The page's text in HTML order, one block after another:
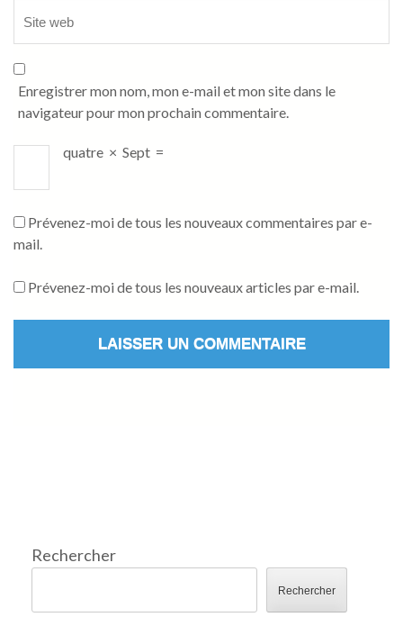
Enregistrer mon nom, mon e-mail et mon site dans le
navigateur pour mon prochain commentaire.
quatre × Sept =
Prévenez-moi de tous les nouveaux commentaires par e-
mail.
Prévenez-moi de tous les nouveaux articles par e-mail.
Rechercher
Rechercher